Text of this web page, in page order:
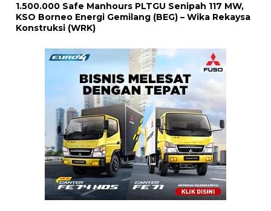
1.500.000 Safe Manhours PLTGU Senipah 117 MW,
KSO Borneo Energi Gemilang (BEG) – Wika Rekaysa
Konstruksi (WRK)